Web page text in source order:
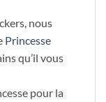
nous
Princesse
qu’il vous
pour la